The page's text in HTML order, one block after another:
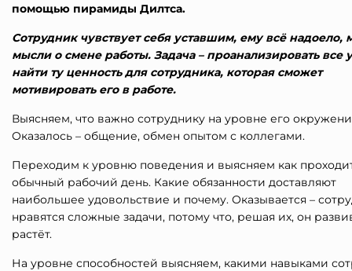
помощью пирамиды Дилтса.
Сотрудник чувствует себя уставшим, ему всё надоело,
мысли о смене работы. Задача – проанализировать все
найти ту ценность для сотрудника, которая сможет
мотивировать его в работе.
Выясняем, что важно сотруднику на уровне его
Оказалось – общение, обмен опытом с коллегами.
Переходим к уровню поведения и выясняем как
обычный рабочий день. Какие обязанности доставляют
наибольшее удовольствие и почему. Оказывается –
нравятся сложные задачи, потому что, решая их, он
растёт.
На уровне способностей выясняем, какими навыками